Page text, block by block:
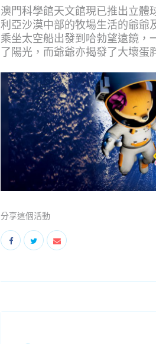
澳門科學館天文館現已推出立體
利亞沙漠中部的牧場生活的爺爺
乘坐太空船出發到哈勃望遠鏡，
了陽光，而爺爺亦揭發了大壞蛋
分享這個活動